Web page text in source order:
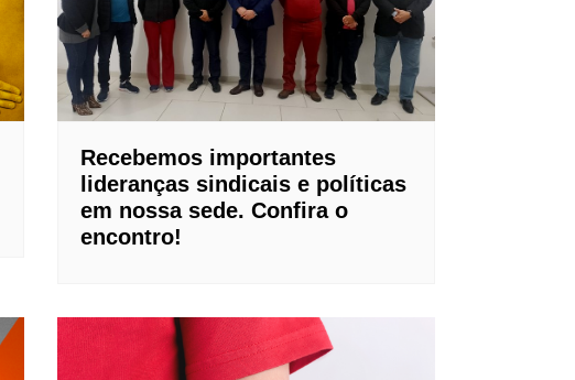
Recebemos importantes
lideranças sindicais e políticas
em nossa sede. Confira o
encontro!